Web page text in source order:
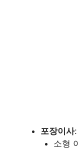
포장이사:
소형